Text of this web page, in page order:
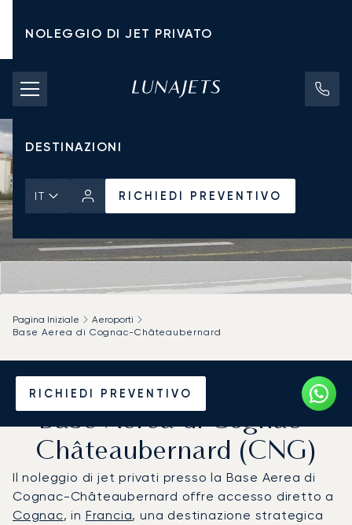
NOLEGGIO DI JET PRIVATO
TARIFFE DI NOLEGGIO
JET PRIVATI
DESTINAZIONI
IT RICHIEDI PREVENTIVO
RICHIEDI PREVENTIVO
Pagina Iniziale
Aeroporti
Base Aerea di Cognac-Châteaubernard
Noleggio jet privato per la
Base Aerea di Cognac-
Châteaubernard (CNG)
Il noleggio di jet privati presso la Base Aerea di
Cognac-Châteaubernard offre accesso diretto a
Cognac, in Francia, una destinazione strategica